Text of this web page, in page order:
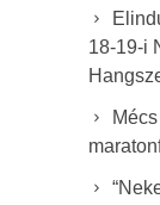
18-19-i